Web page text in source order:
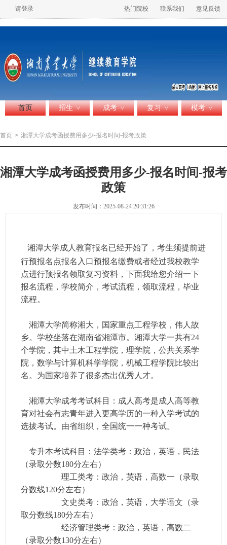
请登录 热门院校 联系我们 意见反馈
首页 招生 > 成考 > 复习 > 模考 >
首页 > 湘潭大学成考函授费用多少-报名时间-报考政策
湘潭大学成考函授费用多少-报名时间-报考
政策
发布时间：2025-08-24 20:31:26
湘潭大学成人教育报名已经开始了，考生须提前进
行预报名点报名入口预报名缴费或者经过我校教学
点进行预报名领取复习资料，下面我给您介绍一下
报名流程，学校简介，考试流程，领取流程，毕业
流程。
湘潭大学简称湘大，国家重点工程学校，伟人故
乡。学校坐落在湖南省湘潭市。湘潭大学一共有24
个学院，其中土木工程学院，理学院，公共关系学
院，数学与计算机科学学院，机械工程学院比较出
名。为国家培养了很多杰出优秀人才。
湘潭大学成考考试科目：成人高考是成人高等教
育对社会有志青年进入更高学历的一种入学考试的
选拔考试。由省组织，全国统一一种考试。
专升本考试科目：法学类考：政治，英语，民法
（录取分数180分左右）
理工类考：政治，英语，高数一（录取
分数线120分左右）
文史类考：政治，英语，大学语文（录
取分数线180分左右）
经济管理类考：政治，英语，高数二
（录取分数130分左右）